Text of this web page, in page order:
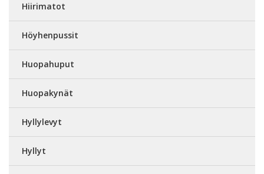
Hiirimatot
Höyhenpussit
Huopahuput
Huopakynät
Hyllylevyt
Hyllyt